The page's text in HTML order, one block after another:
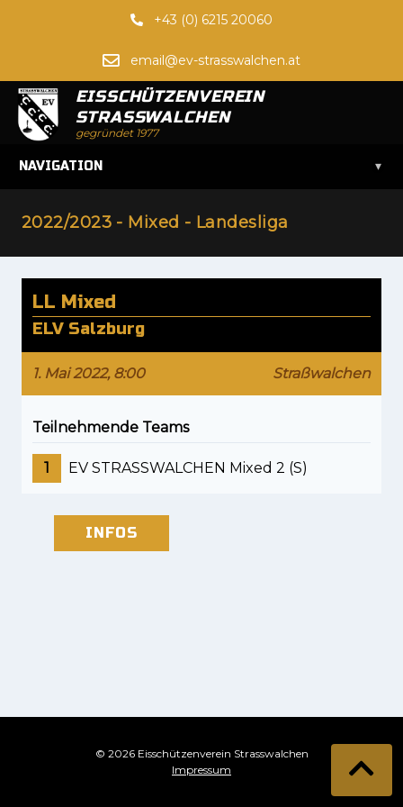
+43 (0) 6215 20060
email@ev-strasswalchen.at
EISSCHÜTZENVEREIN
STRASSWALCHEN
gegründet 1977
NAVIGATION ▾
2022/2023 - Mixed - Landesliga
LL Mixed
ELV Salzburg
1. Mai 2022, 8:00 Straßwalchen
Teilnehmende Teams
1 EV STRASSWALCHEN Mixed 2 (S)
INFOS
© 2026 Eisschützenverein Strasswalchen
Impressum